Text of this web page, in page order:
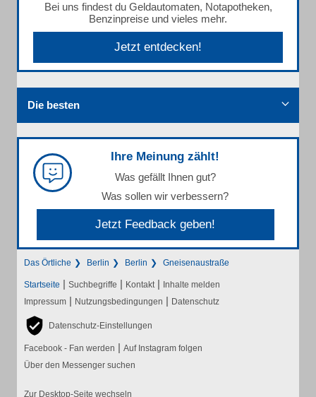
Bei uns findest du Geldautomaten, Notapotheken,
Benzinpreise und vieles mehr.
Jetzt entdecken!
Die besten
Ihre Meinung zählt!
Was gefällt Ihnen gut?
Was sollen wir verbessern?
Jetzt Feedback geben!
Das Örtliche Berlin Berlin Gneisenaustraße
Startseite | Suchbegriffe | Kontakt | Inhalte melden
Impressum | Nutzungsbedingungen | Datenschutz
Datenschutz-Einstellungen
Facebook - Fan werden | Auf Instagram folgen
Über den Messenger suchen
Zur Desktop-Seite wechseln